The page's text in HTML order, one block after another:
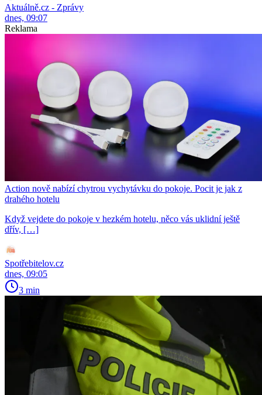
Aktuálně.cz - Zprávy
dnes, 09:07
Reklama
Action nově nabízí chytrou vychytávku do pokoje. Pocit je jak z
drahého hotelu
Když vejdete do pokoje v hezkém hotelu, něco vás uklidní ještě
dřív, […]
Spotřebitelov.cz
dnes, 09:05
3 min